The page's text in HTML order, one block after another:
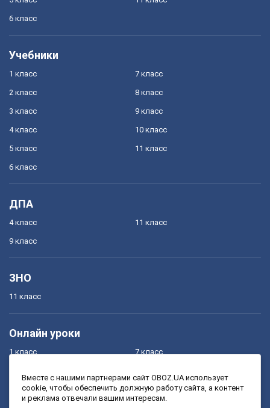
6 класс
Учебники
1 класс
2 класс
3 класс
4 класс
5 класс
6 класс
7 класс
8 класс
9 класс
10 класс
11 класс
ДПА
4 класс
9 класс
11 класс
ЗНО
11 класс
Онлайн уроки
1 класс
3 класс
7 класс
9 класс
Вместе с нашими партнерами сайт OBOZ.UA использует
cookie, чтобы обеспечить должную работу сайта, а контент
и реклама отвечали вашим интересам.